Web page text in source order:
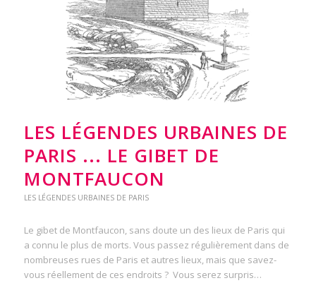
LES LÉGENDES URBAINES DE
PARIS ... LE GIBET DE
MONTFAUCON
LES LÉGENDES URBAINES DE PARIS
Le gibet de Montfaucon, sans doute un des lieux de Paris qui
a connu le plus de morts. Vous passez régulièrement dans de
nombreuses rues de Paris et autres lieux, mais que savez-
vous réellement de ces endroits ? Vous serez surpris…